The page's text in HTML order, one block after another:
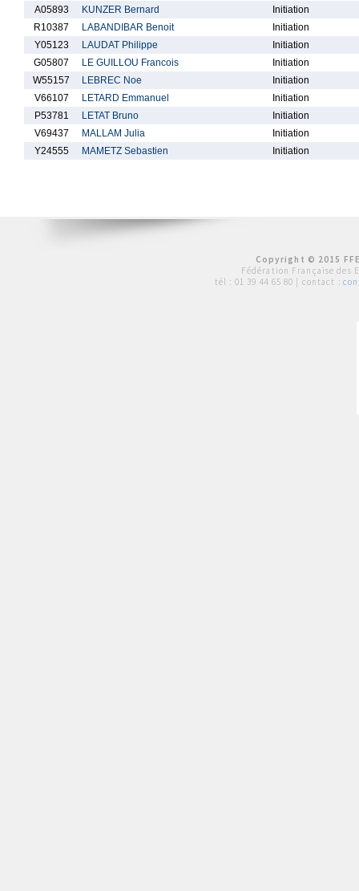
A05893
KUNZER Bernard
Initiation
R10387
LABANDIBAR Benoit
Initiation
Y05123
LAUDAT Philippe
Initiation
G05807
LE GUILLOU Francois
Initiation
W55157
LEBREC Noe
Initiation
V66107
LETARD Emmanuel
Initiation
P53781
LETAT Bruno
Initiation
V69437
MALLAM Julia
Initiation
Y24555
MAMETZ Sebastien Initiation
Copyright © 2015
Fédération Française des
tél : 01 39 44 65 80 | contact :